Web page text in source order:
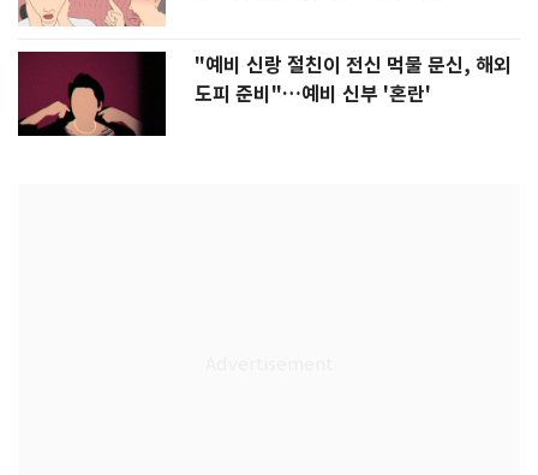
"예비 신랑 절친이 전신 먹물 문신, 해외
도피 준비"…예비 신부 '혼란'